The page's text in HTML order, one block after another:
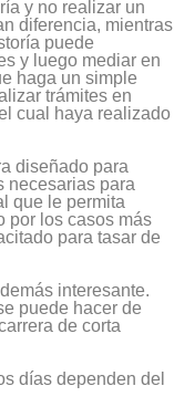
y no realizar un
diferencia, mientras
puede
y luego mediar en
haga un simple
trámites en
cual haya realizado
diseñado para
necesarias para
que le permita
por los casos más
para tasar de
interesante.
puede hacer de
de corta
días dependen del